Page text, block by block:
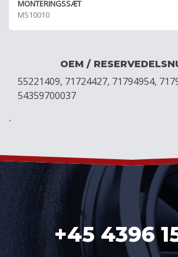
MONTERINGSSÆT
MS10010
OEM /
55221409, 71724427, 71794954,
54359700037
´
+45 4396